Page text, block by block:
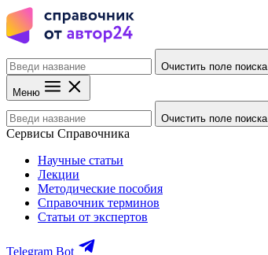
Очистить поле поиска
Меню
Очистить поле поиска
Сервисы Справочника
Научные статьи
Лекции
Методические пособия
Справочник терминов
Статьи от экспертов
Telegram Bot